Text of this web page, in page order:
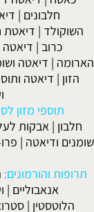
חלבונים |
השוקולד | דיאטת
כרוב | דיאטה
הארומה | דיאטה
הזון | דיאטה
תוספי מזון
חלבון | אבקות
שומנים ודיאטה |
תרופות והורמונים:
אנאבוליים |
הלוטסטין |